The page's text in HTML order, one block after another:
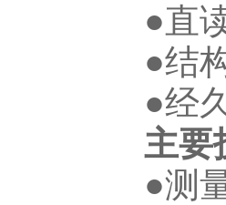
●直
●结
●经
主要
●测